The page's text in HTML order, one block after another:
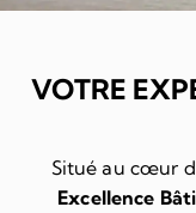
VOTRE
Situé au cœur
Excellence